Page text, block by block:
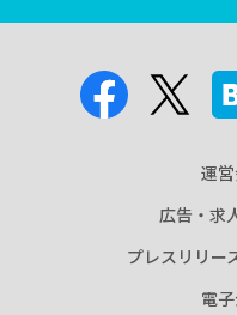
運
広告・求
プレスリリー
電